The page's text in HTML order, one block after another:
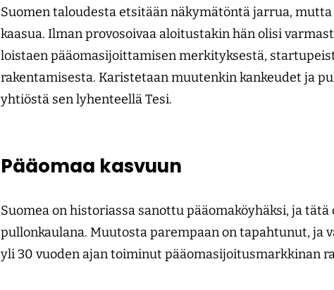
Suomen taloudesta etsitään näkymätöntä jarrua,
kaasua. Ilman provosoivaa aloitustakin hän olisi
loistaen pääomasijoittamisen merkityksestä,
rakentamisesta. Karistetaan muutenkin kankeudet ja
yhtiöstä sen lyhenteellä Tesi.
Pääomaa kasvuun
Suomea on historiassa sanottu pääomaköyhäksi, ja
pullonkaulana. Muutosta parempaan on tapahtunut, ja
yli 30 vuoden ajan toiminut pääomasijoitusmarkkinan